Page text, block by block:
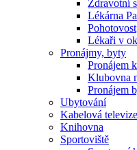
Zdravotní
Lékárna
Pohotovost
Lékaři v
Pronájmy, byty
Pronájem
Klubovna
Pronájem
Ubytování
Kabelová televize
Knihovna
Sportoviště